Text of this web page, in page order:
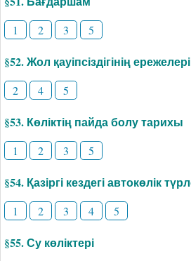
1 2 3 5
§52. Жол қауіпсіздігінің ережелері
2 4 5
§53. Көліктің пайда болу тарихы
1 2 3 5
§54. Қазіргі кездегі автокөлік
1 2 3 4 5
§55. Су көліктері